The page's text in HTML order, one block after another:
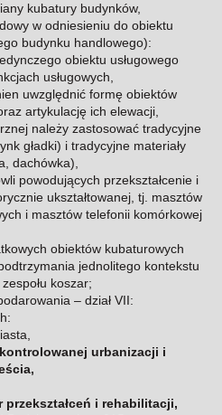
kubatury budynków,
w odniesieniu do obiektu
budynku handlowego):
obiektu usługowego
usługowych,
uwzględnić formę obiektów
artykulację ich elewacji,
należy zastosować tradycyjne
gładki) i tradycyjne materiały
dachówka),
powodujących przekształcenie i
ukształtowanej, tj. masztów
i masztów telefonii komórkowej
obiektów kubaturowych
jednolitego kontekstu
koszar;
– dział VII:
urbanizacji i
przekształceń i rehabilitacji,